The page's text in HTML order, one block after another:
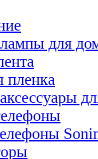
для
пленка